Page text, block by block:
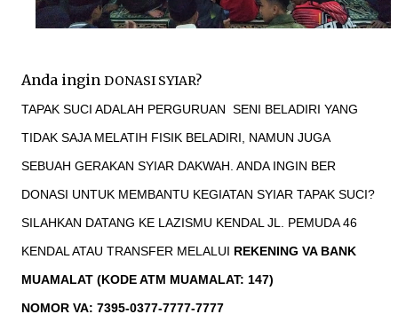
Anda ingin DONASI SYIAR?
TAPAK SUCI ADALAH PERGURUAN SENI BELADIRI YANG
TIDAK SAJA MELATIH FISIK BELADIRI, NAMUN JUGA
SEBUAH GERAKAN SYIAR DAKWAH. ANDA INGIN BER
DONASI UNTUK MEMBANTU KEGIATAN SYIAR TAPAK SUCI?
SILAHKAN DATANG KE LAZISMU KENDAL JL. PEMUDA 46
KENDAL ATAU TRANSFER MELALUI REKENING VA BANK
MUAMALAT (KODE ATM MUAMALAT: 147)
NOMOR VA: 7395-0377-7777-7777